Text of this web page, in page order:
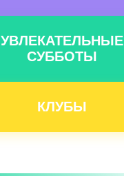
УВЛЕКАТЕЛЬНЫЕ
СУББОТЫ
КЛУБЫ